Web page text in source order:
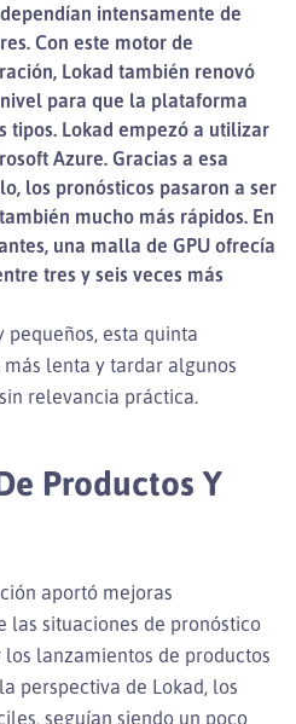
intensamente de
Con este motor de
Lokad también renovó
para que la plataforma
tipos. Lokad empezó a utilizar
Azure. Gracias a esa
los pronósticos pasaron a ser
mucho más rápidos. En
una malla de GPU ofrecía
tres y seis veces más
pequeños, esta quinta
lenta y tardar algunos
relevancia práctica.
Productos Y
aportó mejoras
las situaciones de pronóstico
lanzamientos de productos
perspectiva de Lokad, los
seguían siendo un poco